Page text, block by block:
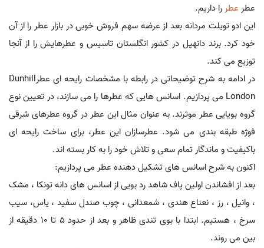
عطر عطر را داریم.
این ادو تویلت مردانه بعد از عرضه سهم فروش خوبی در بازار عطر را از آن
خود کرد. برند دانهیل در کشور انگلستان تاسیس و عطرهایش را از آنجا
توزیع می کند.
در ادامه به شرح توضیحاتی در رابطه با مشخصات رایحه ای عطرDunhill
London می پردازیم. اسانس هایی که عطرها را می سازند، در تعیین نوع
گروه بویایی عطر موثرند. به عنوان مثال این عطر در گروه عطرهای شرقی
فوژه طبقه بندی می شود. عطرسازان این عطر، برای ساخت رایحه ای
باکیفیت و ماندگار تمام سعی و تلاش خود را به کار بسته اند.
اکنون به شرح اسانس های تشکیل دهنده عطر می پردازیم:
بعد از افشاندن اولین پاف شاهد رد بویی از اسانس های دانه تونکا ، مشک
، وانیل ، رز ، نعناع هندی ، شمعدانی ، چوب صندل سفید ، یاس، سیب
سرخ ، هستیم. ابتدا با بوی تندی ظاهر و بعد از حدود 5 تا 10 دقیقه از
بین می روند.